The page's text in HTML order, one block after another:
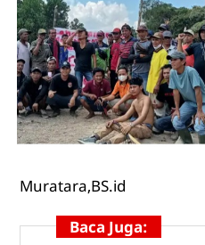
Muratara,BS.id
Baca Juga: